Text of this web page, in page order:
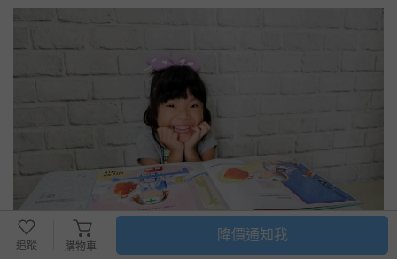
追蹤 購物車
降價通知我